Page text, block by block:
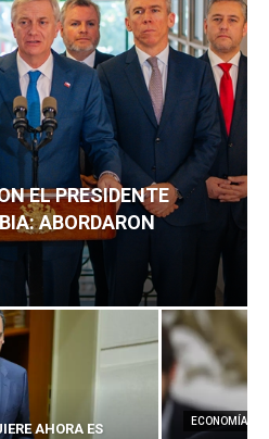
EL PRESIDENTE
ABORDARON
AHORA ES
ECONOMÍA